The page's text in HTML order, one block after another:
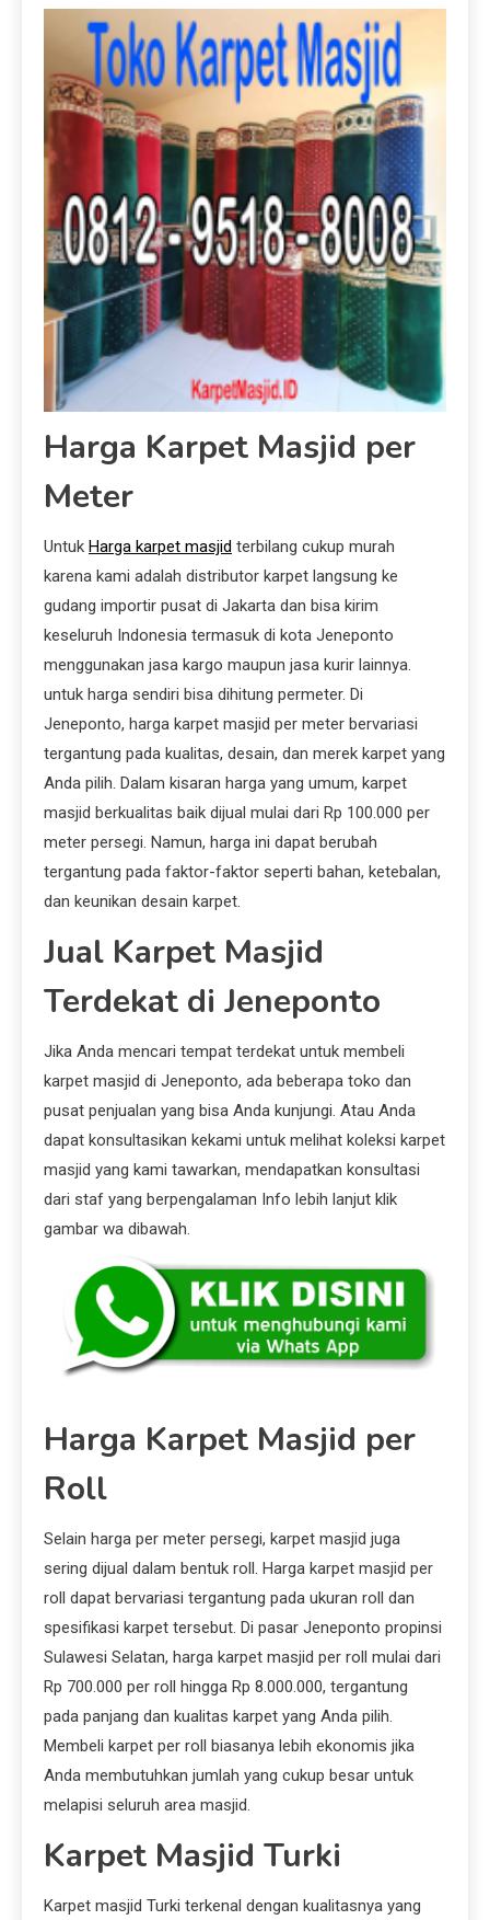
Harga Karpet Masjid per
Meter
Untuk Harga karpet masjid terbilang cukup murah
karena kami adalah distributor karpet langsung ke
gudang importir pusat di Jakarta dan bisa kirim
keseluruh Indonesia termasuk di kota Jeneponto
menggunakan jasa kargo maupun jasa kurir lainnya.
untuk harga sendiri bisa dihitung permeter. Di
Jeneponto, harga karpet masjid per meter bervariasi
tergantung pada kualitas, desain, dan merek karpet yang
Anda pilih. Dalam kisaran harga yang umum, karpet
masjid berkualitas baik dijual mulai dari Rp 100.000 per
meter persegi. Namun, harga ini dapat berubah
tergantung pada faktor-faktor seperti bahan, ketebalan,
dan keunikan desain karpet.
Jual Karpet Masjid
Terdekat di Jeneponto
Jika Anda mencari tempat terdekat untuk membeli
karpet masjid di Jeneponto, ada beberapa toko dan
pusat penjualan yang bisa Anda kunjungi. Atau Anda
dapat konsultasikan kekami untuk melihat koleksi karpet
masjid yang kami tawarkan, mendapatkan konsultasi
dari staf yang berpengalaman Info lebih lanjut klik
gambar wa dibawah.
Harga Karpet Masjid per
Roll
Selain harga per meter persegi, karpet masjid juga
sering dijual dalam bentuk roll. Harga karpet masjid per
roll dapat bervariasi tergantung pada ukuran roll dan
spesifikasi karpet tersebut. Di pasar Jeneponto propinsi
Sulawesi Selatan, harga karpet masjid per roll mulai dari
Rp 700.000 per roll hingga Rp 8.000.000, tergantung
pada panjang dan kualitas karpet yang Anda pilih.
Membeli karpet per roll biasanya lebih ekonomis jika
Anda membutuhkan jumlah yang cukup besar untuk
melapisi seluruh area masjid.
Karpet Masjid Turki
Karpet masjid Turki terkenal dengan kualitasnya yang